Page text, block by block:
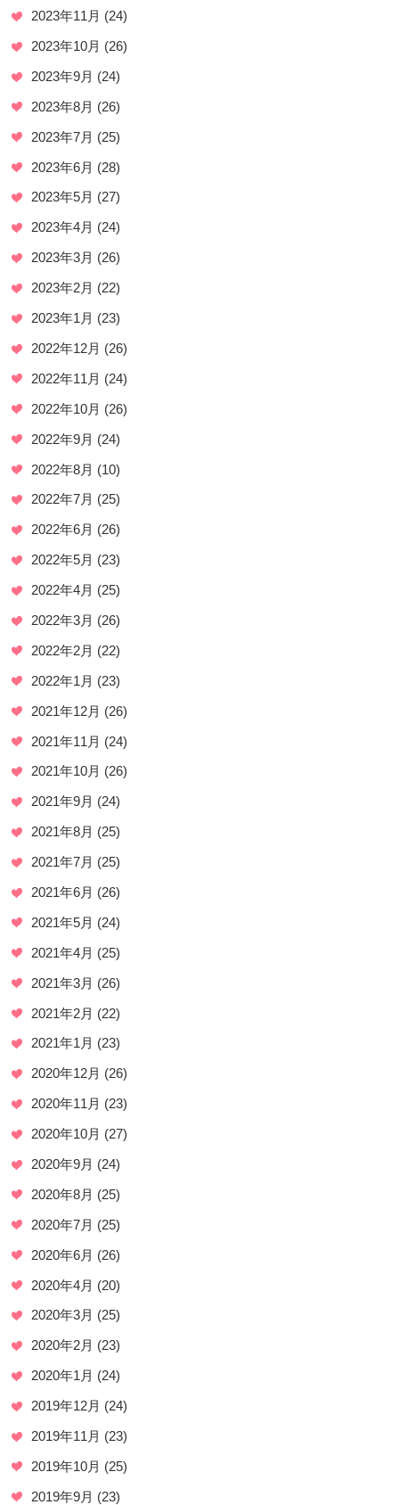
2023年11月 (24)
2023年10月 (26)
2023年9月 (24)
2023年8月 (26)
2023年7月 (25)
2023年6月 (28)
2023年5月 (27)
2023年4月 (24)
2023年3月 (26)
2023年2月 (22)
2023年1月 (23)
2022年12月 (26)
2022年11月 (24)
2022年10月 (26)
2022年9月 (24)
2022年8月 (10)
2022年7月 (25)
2022年6月 (26)
2022年5月 (23)
2022年4月 (25)
2022年3月 (26)
2022年2月 (22)
2022年1月 (23)
2021年12月 (26)
2021年11月 (24)
2021年10月 (26)
2021年9月 (24)
2021年8月 (25)
2021年7月 (25)
2021年6月 (26)
2021年5月 (24)
2021年4月 (25)
2021年3月 (26)
2021年2月 (22)
2021年1月 (23)
2020年12月 (26)
2020年11月 (23)
2020年10月 (27)
2020年9月 (24)
2020年8月 (25)
2020年7月 (25)
2020年6月 (26)
2020年4月 (20)
2020年3月 (25)
2020年2月 (23)
2020年1月 (24)
2019年12月 (24)
2019年11月 (23)
2019年10月 (25)
2019年9月 (23)